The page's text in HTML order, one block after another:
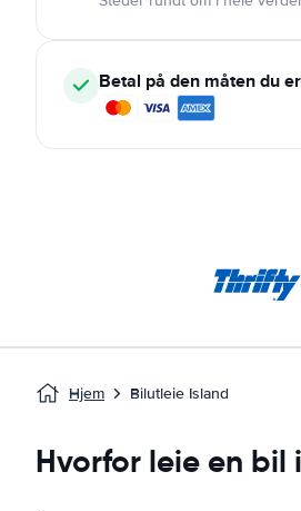
Betal på den måten du
Hjem Bilutleie Island
Hvorfor leie en bil